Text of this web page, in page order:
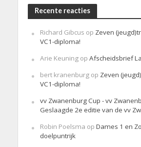
Recente reacties
Richard Gibcus op Zeven
VC1-diploma!
Arie Keuningop Afscheidsbrief
bert kranenburgop Zeven
VC1-diploma!
vv Zwanenburg Cup - vv
Geslaagde 2e editie van de vv
Robin Poelsma op Dames 1 en
doelpuntrijk